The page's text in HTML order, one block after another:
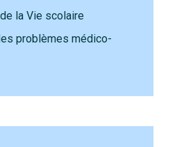
la Vie scolaire
problèmes médico-